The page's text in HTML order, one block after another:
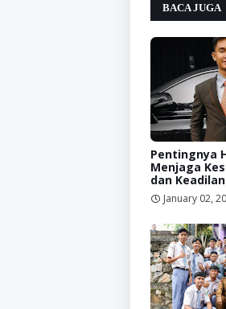
BACA JUGA
Pentingnya
Menjaga
dan
January 02,